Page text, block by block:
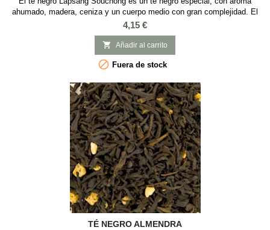
ahumado, madera, ceniza y un cuerpo medio con gran complejidad. El
Té Negro Ahumado Lapsang Souchong es una infusión única, famosa
por su intenso sabor ahumado. Originario de China, este té negro se
elabora con hojas secadas sobre fuegos de madera de pino, lo que le
confiere su característico...
Precio
4,15 €
 Añadir al carrito
 Fuera de stock
TÉ NEGRO ALMENDRA